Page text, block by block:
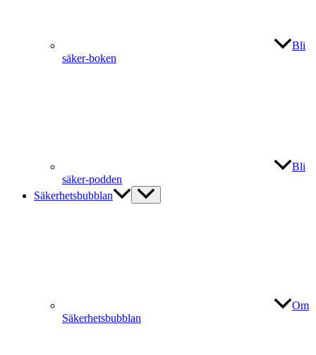
Bli
säker-boken
Bli
säker-podden
Säkerhetsbubblan
Om
Säkerhetsbubblan